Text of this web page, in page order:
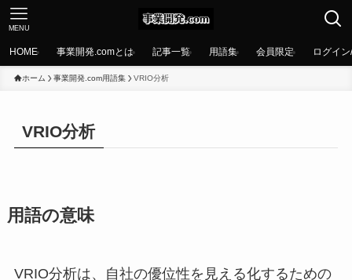
MENU
HOME 事業開発.comとは 記事一覧 用語集 会員限定 ログイ
ホーム 事業開発.com用語集 VRIO分析
VRIO分析
用語の意味
VRIO分析は、自社の優位性を見える化するための